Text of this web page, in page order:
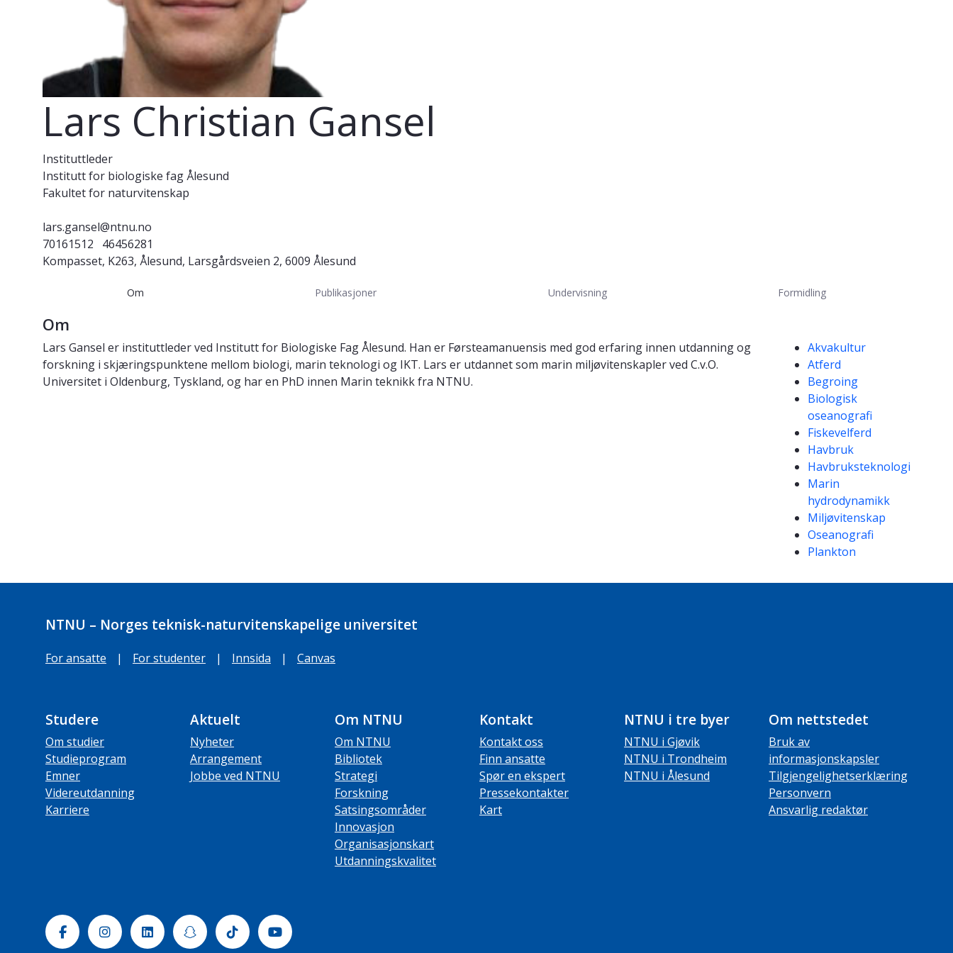
Lars Christian Gansel
Instituttleder
Institutt for biologiske fag Ålesund
Fakultet for naturvitenskap
lars.gansel@ntnu.no
70161512
46456281
Kompasset, K263, Ålesund, Larsgårdsveien 2, 6009 Ålesund
Om Publikasjoner Undervisning Formidling
Om
Lars Gansel er instituttleder ved Institutt for Biologiske Fag Ålesund. Han er Førsteamanuensis med god erfaring innen utdanning og
forskning i skjæringspunktene mellom biologi, marin teknologi og IKT. Lars er utdannet som marin miljøvitenskapler ved C.v.O.
Universitet i Oldenburg, Tyskland, og har en PhD innen Marin teknikk fra NTNU.
Kompetanseord
Akvakultur
Atferd
Begroing
Biologisk
oseanografi
Fiskevelferd
Havbruk
Havbruksteknologi
Marin
hydrodynamikk
Miljøvitenskap
Oseanografi
Plankton
NTNU – Norges teknisk-naturvitenskapelige universitet
For ansatte | For studenter | Innsida | Canvas
Studere
Om studier
Studieprogram
Emner
Videreutdanning
Karriere
Aktuelt
Nyheter
Arrangement
Jobbe ved NTNU
Om NTNU
Om NTNU
Bibliotek
Strategi
Forskning
Satsingsområder
Innovasjon
Organisasjonskart
Utdanningskvalitet
Kontakt
Kontakt oss
Finn ansatte
Spør en ekspert
Pressekontakter
Kart
NTNU i tre byer
NTNU i Gjøvik
NTNU i Trondheim
NTNU i Ålesund
Om nettstedet
Bruk av
informasjonskapsler
Tilgjengelighetserklæring
Personvern
Ansvarlig redaktør
FacebookInstagramLinkedinSnapchatTiktok Youtube